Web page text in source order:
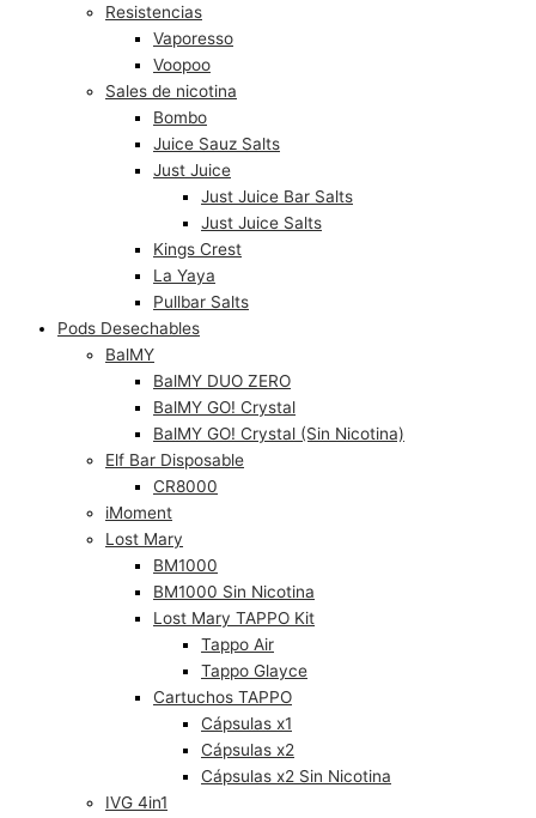
Resistencias
Vaporesso
Voopoo
Sales de nicotina
Bombo
Juice Sauz Salts
Just Juice
Just Juice Bar Salts
Just Juice Salts
Kings Crest
La Yaya
Pullbar Salts
Pods Desechables
BalMY
BalMY DUO ZERO
BalMY GO! Crystal
BalMY GO! Crystal (Sin Nicotina)
Elf Bar Disposable
CR8000
iMoment
Lost Mary
BM1000
BM1000 Sin Nicotina
Lost Mary TAPPO Kit
Tappo Air
Tappo Glayce
Cartuchos TAPPO
Cápsulas x1
Cápsulas x2
Cápsulas x2 Sin Nicotina
IVG 4in1